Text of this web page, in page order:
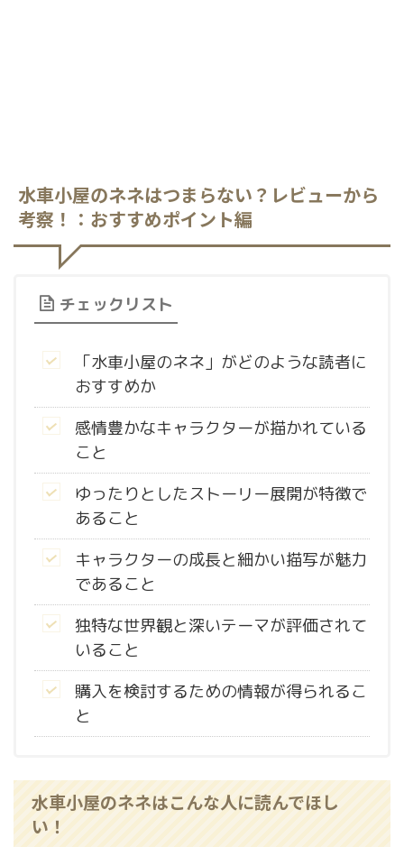
水車小屋のネネはつまらない？レビューから
考察！：おすすめポイント編
チェックリスト
「水車小屋のネネ」がどのような読者に
おすすめか
感情豊かなキャラクターが描かれている
こと
ゆったりとしたストーリー展開が特徴で
あること
キャラクターの成長と細かい描写が魅力
であること
独特な世界観と深いテーマが評価されて
いること
購入を検討するための情報が得られるこ
と
水車小屋のネネはこんな人に読んでほし
い！